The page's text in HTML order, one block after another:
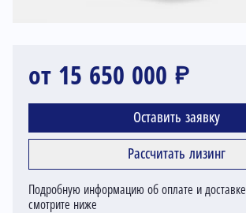
от 15 650 000 ₽
Оставить заявку
Рассчитать лизинг
Подробную информацию об оплате и доставке
смотрите ниже